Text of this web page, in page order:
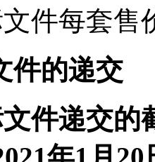
件每套售
件的递交
件递交的